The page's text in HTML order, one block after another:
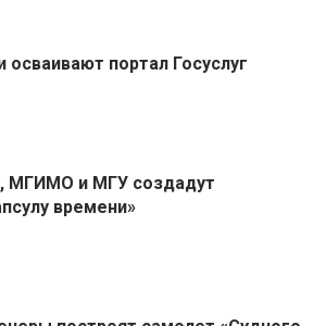
портал Госуслуг
МГИМО и МГУ создадут
времени»